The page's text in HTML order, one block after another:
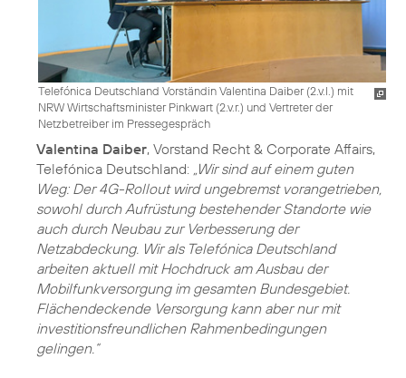
Telefónica Deutschland Vorständin Valentina Daiber (2.v.l.) mit
NRW Wirtschaftsminister Pinkwart (2.v.r.) und Vertreter der
Netzbetreiber im Pressegespräch
Valentina Daiber, Vorstand Recht & Corporate Affairs,
Telefónica Deutschland: „Wir sind auf einem guten
Weg: Der 4G-Rollout wird ungebremst vorangetrieben,
sowohl durch Aufrüstung bestehender Standorte wie
auch durch Neubau zur Verbesserung der
Netzabdeckung. Wir als Telefónica Deutschland
arbeiten aktuell mit Hochdruck am Ausbau der
Mobilfunkversorgung im gesamten Bundesgebiet.
Flächendeckende Versorgung kann aber nur mit
investitionsfreundlichen Rahmenbedingungen
gelingen.“